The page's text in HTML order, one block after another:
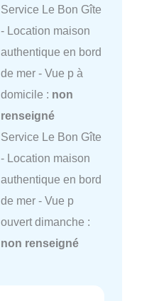
Service Le Bon Gîte
- Location maison
authentique en bord
de mer - Vue p à
domicile : non
renseigné
Service Le Bon Gîte
- Location maison
authentique en bord
de mer - Vue p
ouvert dimanche :
non renseigné